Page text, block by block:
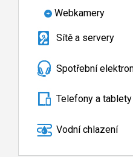
Webkamery
Sítě a servery
Spotřební
Telefony a tablety
Vodní chlazení